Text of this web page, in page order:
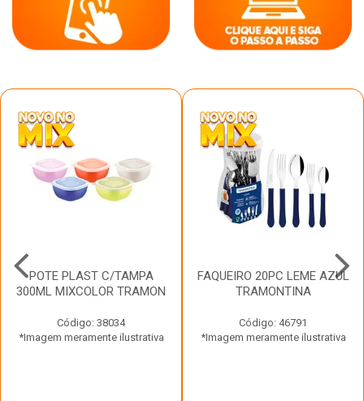
POTE PLAST C/TAMPA
300ML MIXCOLOR TRAMON
Código: 38034
*Imagem meramente ilustrativa
FAQUEIRO 20PC LEME AZUL
TRAMONTINA
Código: 46791
*Imagem meramente ilustrativa